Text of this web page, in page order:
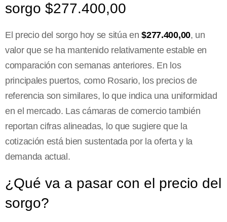
sorgo $277.400,00
El precio del sorgo hoy se sitúa en$277.400,00, un
valor que se ha mantenido relativamente estable en
comparación con semanas anteriores. En los
principales puertos, como Rosario, los precios de
referencia son similares, lo que indica una uniformidad
en el mercado. Las cámaras de comercio también
reportan cifras alineadas, lo que sugiere que la
cotización está bien sustentada por la oferta y la
demanda actual.
¿Qué va a pasar con el precio del
sorgo?